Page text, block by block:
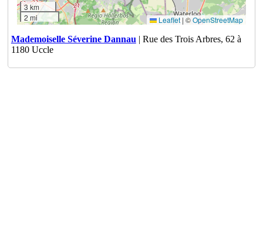
3 km
2 mi
Leaflet | ©OpenStreetMap
Mademoiselle Séverine Dannau | Rue des Trois Arbres, 62 à
1180 Uccle